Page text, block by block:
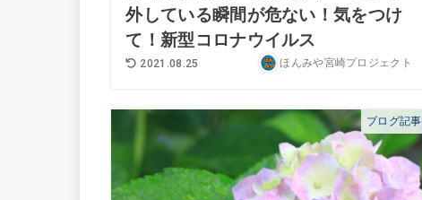
外している瞬間が危ない！気をつけ
て！新型コロナウイルス
2021.08.25 ほんみや宮崎プロジェクト
ブログ記事